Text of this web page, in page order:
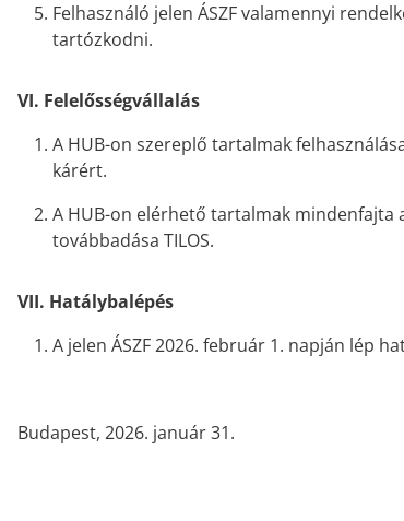
Felhasználó jelen ÁSZF valamennyi
tartózkodni.
VI. Felelősségvállalás
A HUB-on szereplő tartalmak
kárért.
A HUB-on elérhető tartalmak mindenfajta
továbbadása TILOS.
VII. Hatálybalépés
A jelen ÁSZF 2026. február 1. napján lép
Budapest, 2026. január 31.